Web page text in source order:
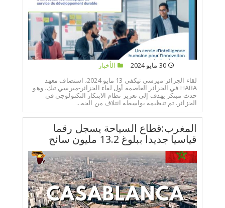
30 مايو 2024
الأخبار
لقاء الجزائر-ميرسي تيكفي 13 مايو 2024، استضاف معهد
HABA في الجزائر العاصمة أول لقاء الجزائر-ميرسي تيك، وهو
حدث مبتكر يهدف إلى تعزيز نظام الابتكار التكنولوجي في
الجزائر. تم تنظيمه بواسطة ائتلاف من الجه...
المغرب:قطاع السياحة يسجل رقما
قياسيا جديدا ببلوغ 13.2 مليون سائح